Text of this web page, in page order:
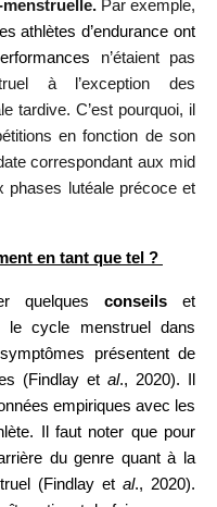
menstruelle.Par exemple,
athlètes d’endurance ont
n’étaient pas
à l’exception des
tardive. C’est pourquoi, il
en fonction de son
correspondant aux mid
phases lutéale précoce et
en tant que tel ?
quelques conseils et
le cycle menstruel dans
présentent de
(Findlay et al., 2020). Il
empiriques avec les
Il faut noter que pour
du genre quant à la
(Findlay et al., 2020).